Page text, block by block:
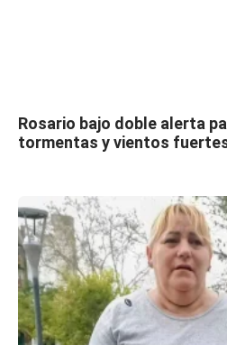
Rosario bajo doble alerta
tormentas y vientos